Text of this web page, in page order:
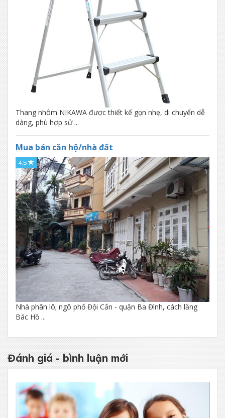
Thang nhôm NIKAWA được thiết kế gọn nhẹ, di chuyển dễ
dàng, phù hợp sử ...
Mua bán căn hộ/nhà đất
4.5
Nhà phân lô; ngõ phố Đội Cấn - quận Ba Đình, cách lăng
Bác Hồ ...
Đánh giá - bình luận mới